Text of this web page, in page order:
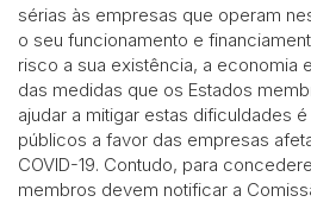
sérias às empresas que operam
o seu funcionamento e
risco a sua existência, a economia
das medidas que os Estados
ajudar a mitigar estas dificuldades
públicos a favor das empresas
COVID-19. Contudo, para
membros devem notificar a